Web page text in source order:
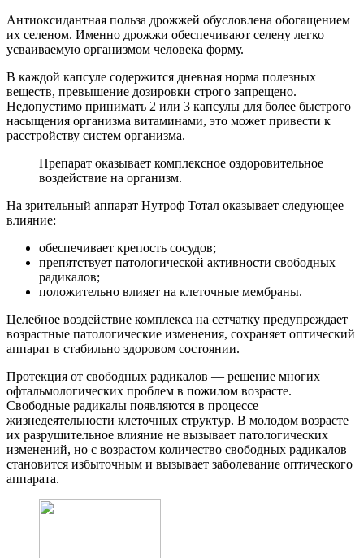
Антиоксидантная польза дрожжей обусловлена обогащением
их селеном. Именно дрожжи обеспечивают селену легко
усваиваемую организмом человека форму.
В каждой капсуле содержится дневная норма полезных
веществ, превышение дозировки строго запрещено.
Недопустимо принимать 2 или 3 капсулы для более быстрого
насыщения организма витаминами, это может привести к
расстройству систем организма.
Препарат оказывает комплексное оздоровительное
воздействие на организм.
На зрительный аппарат Нутроф Тотал оказывает следующее
влияние:
обеспечивает крепость сосудов;
препятствует патологической активности свободных
радикалов;
положительно влияет на клеточные мембраны.
Целебное воздействие комплекса на сетчатку предупреждает
возрастные патологические изменения, сохраняет оптический
аппарат в стабильно здоровом состоянии.
Протекция от свободных радикалов — решение многих
офтальмологических проблем в пожилом возрасте.
Свободные радикалы появляются в процессе
жизнедеятельности клеточных структур. В молодом возрасте
их разрушительное влияние не вызывает патологических
изменений, но с возрастом количество свободных радикалов
становится избыточным и вызывает заболевание оптического
аппарата.